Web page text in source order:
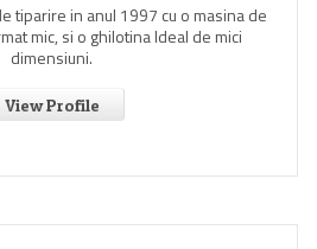
tiparire in anul 1997 cu o masina de
mic, si o ghilotina Ideal de mici
dimensiuni.
View Profile